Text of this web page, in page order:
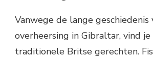
Vanwege de lange geschiedenis
overheersing in Gibraltar, vind
traditionele Britse gerechten.